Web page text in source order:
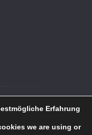
IMPRESSUMErfahrung
we are using or